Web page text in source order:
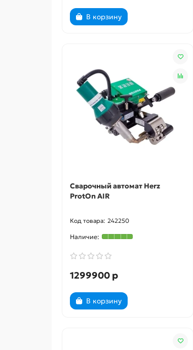
В корзину
Сварочный автомат Herz
ProtOn AIR
242250
1299900 р
В корзину